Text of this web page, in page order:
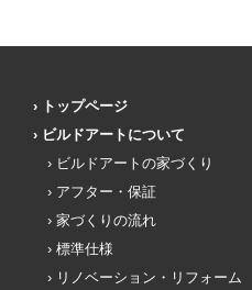
トップページ
ビルドアートについて
ビルドアートの家づくり
アフター・保証
家づくりの流れ
標準仕様
リノベーション・リフォーム